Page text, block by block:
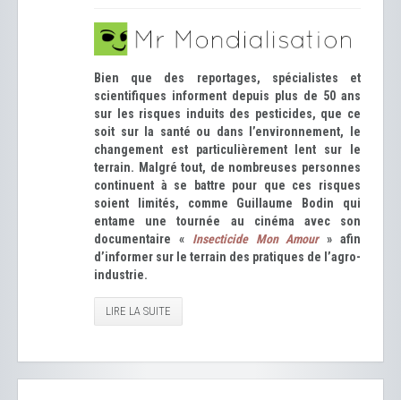
Bien que des reportages, spécialistes et
scientifiques informent depuis plus de 50 ans
sur les risques induits des pesticides, que ce
soit sur la santé ou dans l’environnement, le
changement est particulièrement lent sur le
terrain. Malgré tout, de nombreuses personnes
continuent à se battre pour que ces risques
soient limités, comme Guillaume Bodin qui
entame une tournée au cinéma avec son
documentaire « Insecticide Mon Amour» afin
d’informer sur le terrain des pratiques de l’agro-
industrie.
LIRE LA SUITE